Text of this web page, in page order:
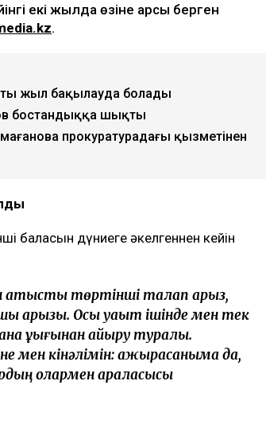
екі жылда өзіне қарсы берген
.
жыл бақылауда болады
бостандыққа шықты
прокуратурадағы қызметінен
баласын дүниеге әкелгеннен кейін
қатысты төртінші талап арыз,
арызы. Осы уақыт ішінде мен тек
құқығынан айыру туралы.
мен кінәлімін: ажырасқаныма да,
олармен араласқысы